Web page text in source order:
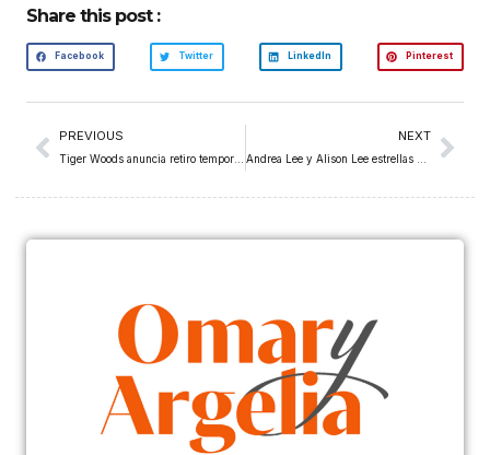
Share this post :
Facebook Twitter LinkedIn Pinterest
PREVIOUS NEXT